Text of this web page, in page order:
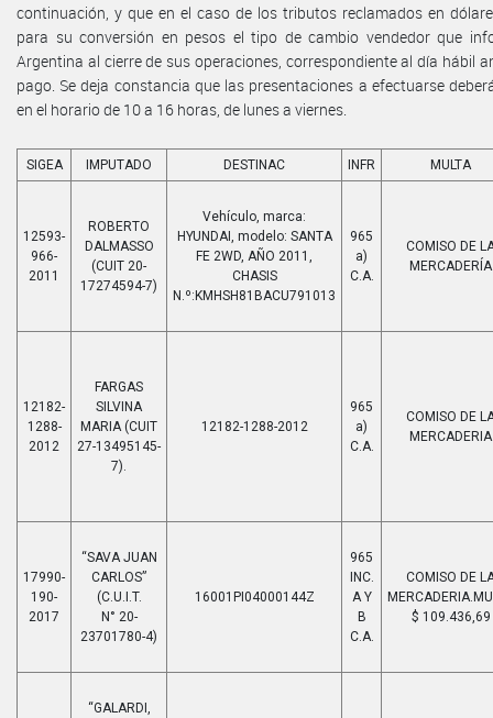
continuación, y que en el caso de los tributos reclamados en
para su conversión en pesos el tipo de cambio vendedor que
Argentina al cierre de sus operaciones, correspondiente al día hábil
pago. Se deja constancia que las presentaciones a efectuarse
en el horario de 10 a 16 horas, de lunes a viernes.
SIGEA IMPUTADO DESTINAC INFR MULTA
12593-
966-
2011
ROBERTO
DALMASSO
(CUIT 20-
17274594-7)
Vehículo, marca:
HYUNDAI, modelo: SANTA
FE 2WD, AÑO 2011,
CHASIS
N.º:KMHSH81BACU791013
965
a)
C.A.
COMISO DE
MERCADERÍA
12182-
1288-
2012
FARGAS
SILVINA
MARIA (CUIT
27-13495145-
7).
12182-1288-2012
965
a)
C.A.
COMISO DE
MERCADERIA
17990-
190-
2017
“SAVA JUAN
CARLOS”
(C.U.I.T.
N° 20-
23701780-4)
16001PI04000144Z
965
INC.
A Y
B
C.A.
COMISO DE
$ 109.436,69
“GALARDI,